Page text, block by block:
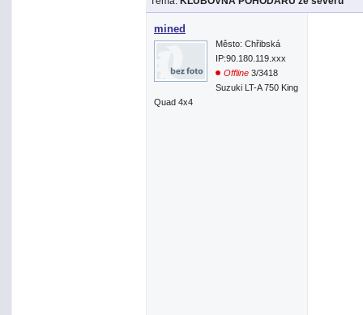
mined
Město: Chřibská
IP:90.180.119.xxx
Offline 3/3418
Suzuki LT-A 750 King
Quad 4x4